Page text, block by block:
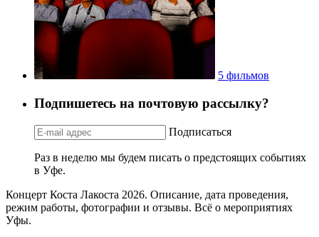
5 фильмов
Подпишетесь на почтовую рассылку?
Подписаться
Раз в неделю мы будем писать о предстоящих событиях
в Уфе.
Концерт Коста Лакоста 2026. Описание, дата проведения,
режим работы, фотографии и отзывы. Всё о мероприятиях
Уфы.